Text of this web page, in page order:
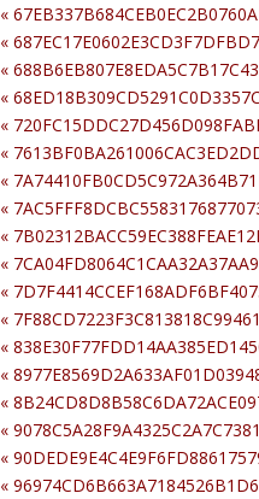
«
«
«
«
«
«
«
«
«
«
«
«
«
«
«
«
«
«